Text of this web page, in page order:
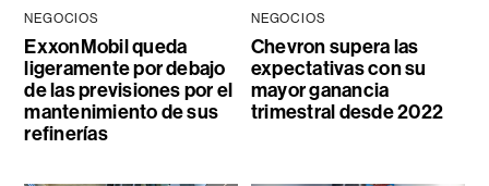
NEGOCIOS
ExxonMobil queda
ligeramente por debajo
de las previsiones por el
mantenimiento de sus
refinerías
NEGOCIOS
Chevron supera las
expectativas con su
mayor ganancia
trimestral desde 2022